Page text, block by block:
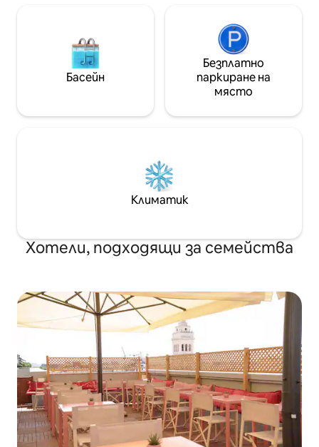
Басейн
Безплатно
паркиране на
място
Климатик
Хотели, подходящи за семейства